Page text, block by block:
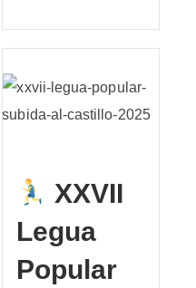
XXVII
Legua
Popular